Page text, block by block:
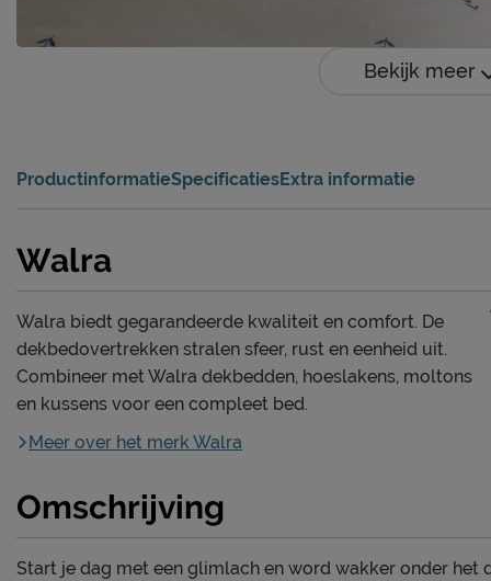
Bekijk meer
ProductinformatieSpecificatiesExtra informatie
Walra
Walra biedt gegarandeerde kwaliteit en comfort. De
dekbedovertrekken stralen sfeer, rust en eenheid uit.
Combineer met Walra dekbedden, hoeslakens, moltons
en kussens voor een compleet bed.
Meer over het merk Walra
Omschrijving
Start je dag met een glimlach en word wakker onder het